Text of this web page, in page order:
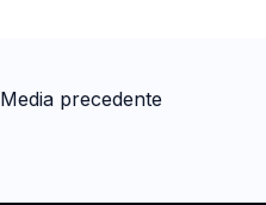
Media precedente